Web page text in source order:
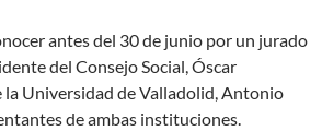
antes del 30 de junio por un jurado
del Consejo Social, Óscar
la Universidad de Valladolid, Antonio
de ambas instituciones.